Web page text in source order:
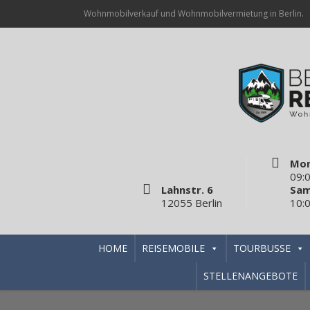
Wohnmobilverkauf und Wohnmobilvermietung in Berlin.
Lahnstr. 6
12055 Berlin
HOME REISEMOBILE TOURBUSSE
STELLENANGEBOTE